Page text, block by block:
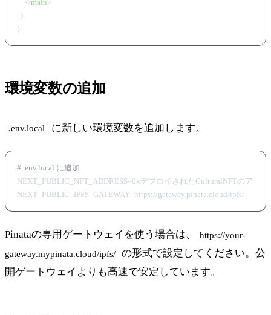
</main>
  );
環境変数の追加
.env.local に新しい環境変数を追加します。
# .env.local に追加
NEXT_PUBLIC_NFT_ADDRESS=0xデプロイされたCulturalNFTのアドレ
NEXT_PUBLIC_IPFS_GATEWAY=https://gateway.pinata.cloud/ipfs/
Pinataの専用ゲートウェイを使う場合は、
https://your-
gateway.mypinata.cloud/ipfs/
の形式で設定してください。公
開ゲートウェイよりも高速で安定しています。